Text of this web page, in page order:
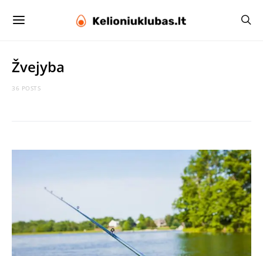
Žvejyba
36 POSTS